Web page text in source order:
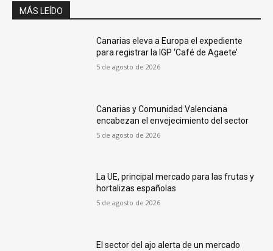
MÁS LEÍDO
Canarias eleva a Europa el expediente
para registrar la IGP ‘Café de Agaete’
5 de agosto de 2026
Canarias y Comunidad Valenciana
encabezan el envejecimiento del sector
5 de agosto de 2026
La UE, principal mercado para las frutas y
hortalizas españolas
5 de agosto de 2026
El sector del ajo alerta de un mercado